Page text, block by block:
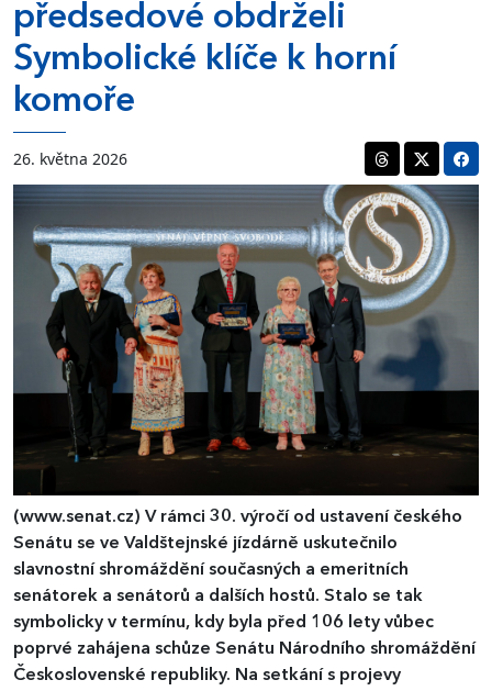
předsedové obdrželi
Symbolické klíče k horní
komoře
26. května 2026
(www.senat.cz) ​​​​​​​V rámci 30. výročí od ustavení českého
Senátu se ve Valdštejnské jízdárně uskutečnilo
slavnostní shromáždění současných a emeritních
senátorek a senátorů a dalších hostů. Stalo se tak
symbolicky v termínu, kdy byla před 106 lety vůbec
poprvé zahájena schůze Senátu Národního shromáždění
Československé republiky. Na setkání s projevy